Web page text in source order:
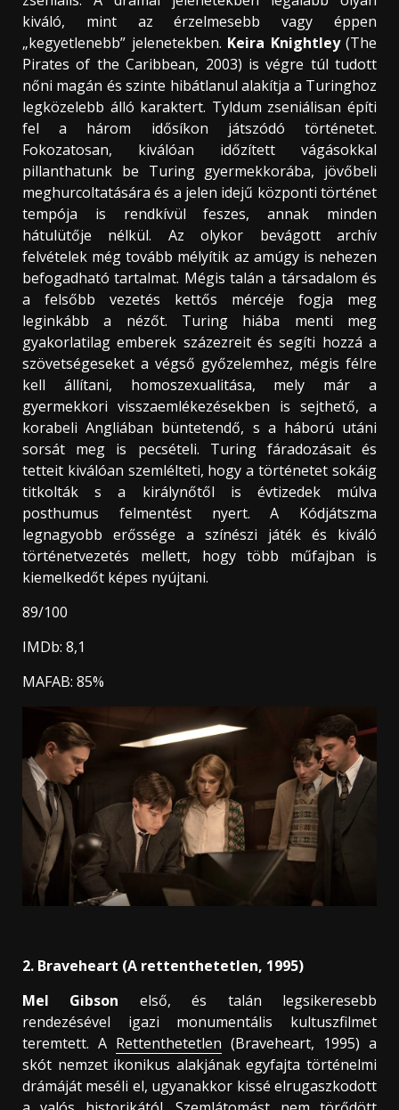
kiváló, mint az érzelmesebb vagy éppen
„kegyetlenebb” jelenetekben. Keira Knightley(The
Pirates of the Caribbean, 2003) is végre túl tudott
nőni magán és szinte hibátlanul alakítja a Turinghoz
legközelebb álló karaktert. Tyldum zseniálisan építi
fel a három idősíkon játszódó történetet.
Fokozatosan, kiválóan időzített vágásokkal
pillanthatunk be Turing gyermekkorába, jövőbeli
meghurcoltatására és a jelen idejű központi történet
tempója is rendkívül feszes, annak minden
hátulütője nélkül. Az olykor bevágott archív
felvételek még tovább mélyítik az amúgy is nehezen
befogadható tartalmat. Mégis talán a társadalom és
a felsőbb vezetés kettős mércéje fogja meg
leginkább a nézőt. Turing hiába menti meg
gyakorlatilag emberek százezreit és segíti hozzá a
szövetségeseket a végső győzelemhez, mégis félre
kell állítani, homoszexualitása, mely már a
gyermekkori visszaemlékezésekben is sejthető, a
korabeli Angliában büntetendő, s a háború utáni
sorsát meg is pecsételi. Turing fáradozásait és
tetteit kiválóan szemlélteti, hogy a történetet sokáig
titkolták s a királynőtől is évtizedek múlva
posthumus felmentést nyert. A Kódjátszma
legnagyobb erőssége a színészi játék és kiváló
történetvezetés mellett, hogy több műfajban is
kiemelkedőt képes nyújtani.
89/100
IMDb: 8,1
MAFAB: 85%
2. Braveheart (A rettenthetetlen, 1995)
Mel Gibson első, és talán legsikeresebb
rendezésével igazi monumentális kultuszfilmet
teremtett. A Rettenthetetlen (Braveheart, 1995) a
skót nemzet ikonikus alakjának egyfajta történelmi
drámáját meséli el, ugyanakkor kissé elrugaszkodott